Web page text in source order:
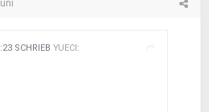
SCHRIEB YUECI :